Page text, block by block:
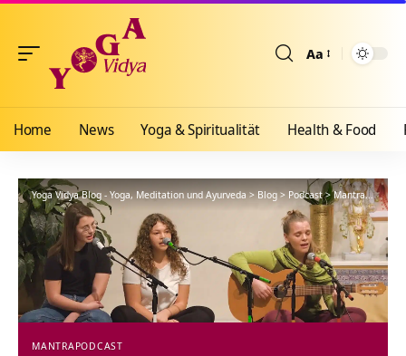
Aa
Home News Yoga & Spiritualität Health & Food
Yoga Vidya Blog - Yoga, Meditation und Ayurveda>Blog>Podcast>Mantra>Ubi
MANTRAPODCAST